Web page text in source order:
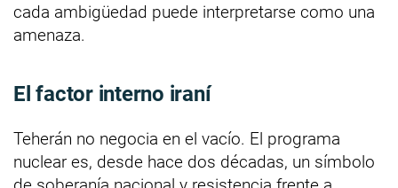
cada ambigüedad puede interpretarse como una
amenaza.
El factor interno iraní
Teherán no negocia en el vacío. El programa
nuclear es, desde hace dos décadas, un símbolo